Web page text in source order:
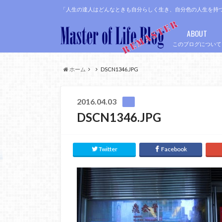
「人生の達人はどんなときも自分らしく生き、自分色の人生を持
このブログについて
ABOUT
ホーム DSCN1346.JPG
2016.04.03
DSCN1346.JPG
Twitter Facebook